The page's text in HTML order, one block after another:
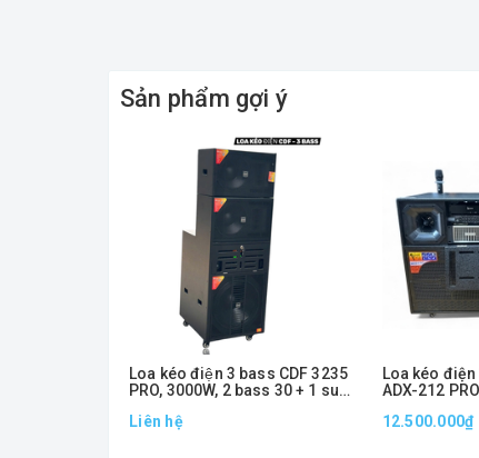
Sản phẩm gợi ý
Loa kéo điện 3 bass CDF 3235
PRO, 3000W, 2 bass 30 + 1 sub
Liên hệ
Loa kéo
ADX-212
12.500.000₫